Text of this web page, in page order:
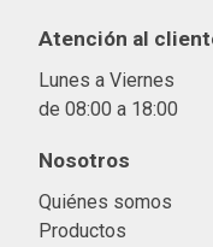
Atención al
Lunes a Viernes
de 08:00 a 18:00
Nosotros
Quiénes somos
Productos